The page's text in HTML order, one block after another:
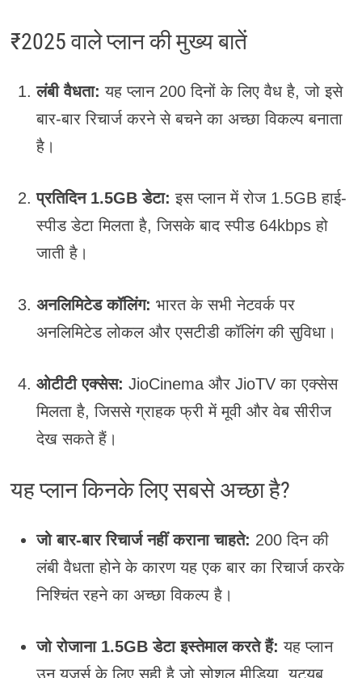
₹2025 वाले प्लान की मुख्य बातें
लंबी वैधता: यह प्लान 200 दिनों के लिए वैध है, जो इसे
बार-बार रिचार्ज करने से बचने का अच्छा विकल्प बनाता
है।
प्रतिदिन 1.5GB डेटा: इस प्लान में रोज 1.5GB हाई-
स्पीड डेटा मिलता है, जिसके बाद स्पीड 64kbps हो
जाती है।
अनलिमिटेड कॉलिंग: भारत के सभी नेटवर्क पर
अनलिमिटेड लोकल और एसटीडी कॉलिंग की सुविधा।
ओटीटी एक्सेस: JioCinema और JioTV का एक्सेस
मिलता है, जिससे ग्राहक फ्री में मूवी और वेब सीरीज
देख सकते हैं।
यह प्लान किनके लिए सबसे अच्छा है?
जो बार-बार रिचार्ज नहीं कराना चाहते: 200 दिन की
लंबी वैधता होने के कारण यह एक बार का रिचार्ज करके
निश्चिंत रहने का अच्छा विकल्प है।
जो रोजाना 1.5GB डेटा इस्तेमाल करते हैं: यह प्लान
उन यूजर्स के लिए सही है जो सोशल मीडिया, यूट्यूब,